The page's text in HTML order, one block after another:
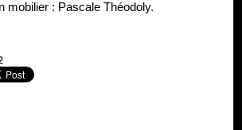
mobilier : Pascale Théodoly.